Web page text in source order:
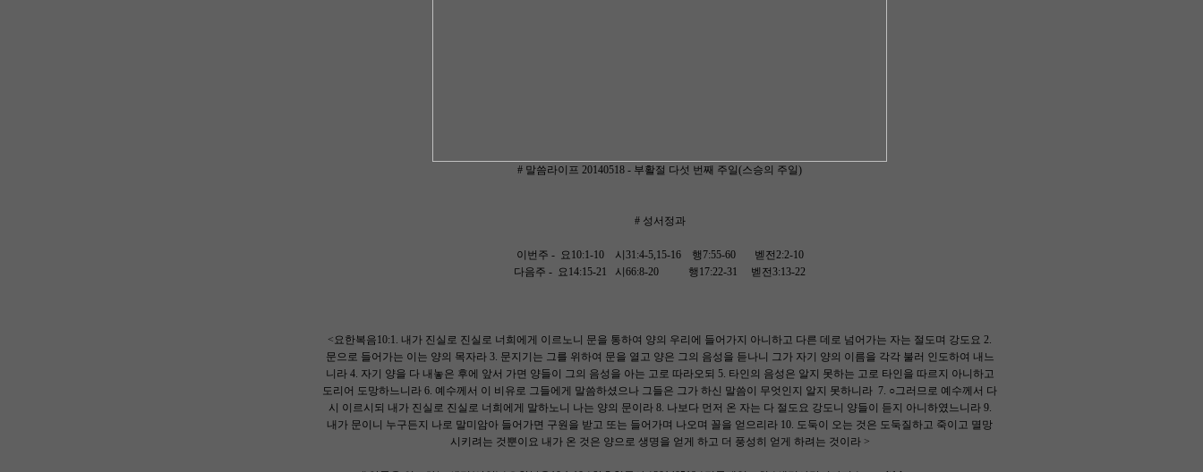
# 말씀라이프 20140518 - 부활절 다섯 번째 주일(스승의 주일)
# 성서정과
이번주 - 요10:1-10 시31:4-5,15-16 행7:55-60 벧전2:2-10
다음주 - 요14:15-21 시66:8-20 행17:22-31 벧전3:13-22
<요한복음10:1. 내가 진실로 진실로 너희에게 이르노니 문을 통하여 양의 우리에 들어가지 아니하고 다른 데로 넘어가는 자는 절도며 강도요 2.
문으로 들어가는 이는 양의 목자라 3. 문지기는 그를 위하여 문을 열고 양은 그의 음성을 듣나니 그가 자기 양의 이름을 각각 불러 인도하여 내느
니라 4. 자기 양을 다 내놓은 후에 앞서 가면 양들이 그의 음성을 아는 고로 따라오되 5. 타인의 음성은 알지 못하는 고로 타인을 따르지 아니하고
도리어 도망하느니라 6. 예수께서 이 비유로 그들에게 말씀하셨으나 그들은 그가 하신 말씀이 무엇인지 알지 못하니라 7. ○그러므로 예수께서 다
시 이르시되 내가 진실로 진실로 너희에게 말하노니 나는 양의 문이라 8. 나보다 먼저 온 자는 다 절도요 강도니 양들이 듣지 아니하였느니라 9.
내가 문이니 누구든지 나로 말미암아 들어가면 구원을 받고 또는 들어가며 나오며 꼴을 얻으리라 10. 도둑이 오는 것은 도둑질하고 죽이고 멸망
시키려는 것뿐이요 내가 온 것은 양으로 생명을 얻게 하고 더 풍성히 얻게 하려는 것이라 >